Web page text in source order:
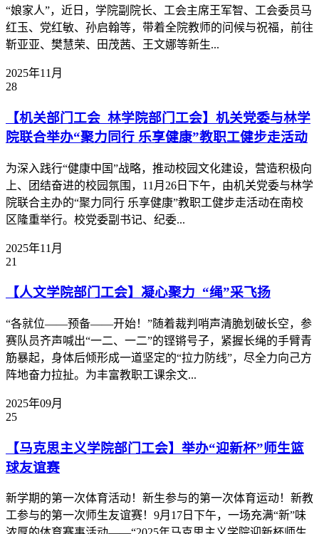
“娘家人”，近日，学院副院长、工会主席王军智、工会委员马
红玉、党红敏、孙启翰等，带着全院教师的问候与祝福，前往
靳亚亚、樊慧荣、田茂茜、王文娜等新生...
2025年11月
28
【机关部门工会 林学院部门工会】机关党委与林学
院联合举办“聚力同行 乐享健康”教职工健步走活动
为深入践行“健康中国”战略，推动校园文化建设，营造积极向
上、团结奋进的校园氛围，11月26日下午，由机关党委与林学
院联合主办的“聚力同行 乐享健康”教职工健步走活动在南校
区隆重举行。校党委副书记、纪委...
2025年11月
21
【人文学院部门工会】凝心聚力 “绳”采飞扬
“各就位——预备——开始！”随着裁判哨声清脆划破长空，参
赛队员齐声喊出“一二、一二”的铿锵号子，紧握长绳的手臂青
筋暴起，身体后倾形成一道坚定的“拉力防线”，尽全力向己方
阵地奋力拉扯。为丰富教职工课余文...
2025年09月
25
【马克思主义学院部门工会】举办“迎新杯”师生篮
球友谊赛
新学期的第一次体育活动！新生参与的第一次体育运动！新教
工参与的第一次师生友谊赛！9月17日下午，一场充满“新”味